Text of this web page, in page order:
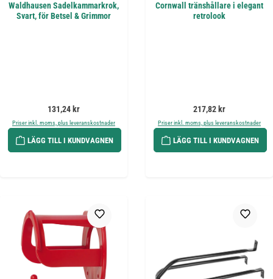
Waldhausen Sadelkammarkrok,
Svart, för Betsel & Grimmor
Ordinarie pris:
131,24 kr
Priser inkl. moms, plus leveranskostnader
LÄGG TILL I KUNDVAGNEN
Cornwall tränshållare i elegant
retrolook
Ordinarie pris:
217,82 kr
Priser inkl. moms, plus leveranskostnader
LÄGG TILL I KUNDVAGNEN